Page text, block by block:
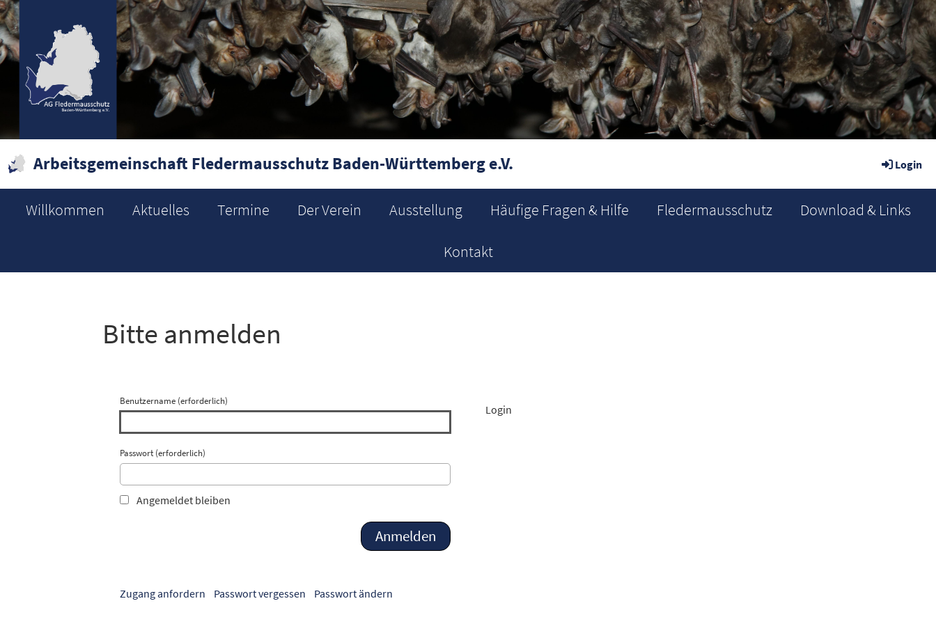
Arbeitsgemeinschaft Fledermausschutz Baden-Württemberg e.V. Login
Willkommen Aktuelles Termine Der Verein Ausstellung Häufige Fragen & Hilfe Fledermausschutz Download & Links
Kontakt
Bitte anmelden
Benutzername (erforderlich)
Passwort (erforderlich)
Angemeldet bleiben
Zugang anfordern Passwort vergessen Passwort ändern
Login